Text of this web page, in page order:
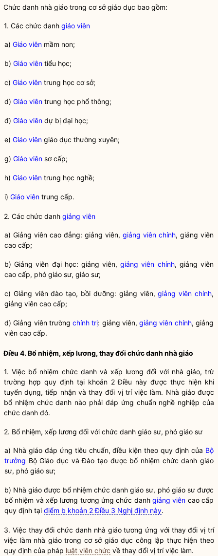
Chức danh nhà giáo trong cơ sở giáo dục bao gồm:
1. Các chức danh giáo viên
a) Giáo viên mầm non;
b) Giáo viên tiểu học;
c) Giáo viên trung học cơ sở;
d) Giáo viên trung học phổ thông;
đ) Giáo viên dự bị đại học;
e) Giáo viên giáo dục thường xuyên;
g) Giáo viên sơ cấp;
h) Giáo viên trung học nghề;
i) Giáo viên trung cấp.
2. Các chức danh giảng viên
a) Giảng viên cao đẳng: giảng viên, giảng viên chính, giảng viên
cao cấp;
b) Giảng viên đại học: giảng viên,giảng viên chính, giảng viên
cao cấp, phó giáo sư, giáo sư;
c) Giảng viên đào tạo, bồi dưỡng: giảng viên,giảng viên chính,
giảng viên cao cấp;
d) Giảng viên trườngchính trị: giảng viên,giảng viên chính, giảng
viên cao cấp.
Điều 4. Bổ nhiệm, xếp lương, thay đổi chức danh nhà giáo
1. Việc bổ nhiệm chức danh và xếp lương đối với nhà giáo, trừ
trường hợp quy định tại khoản 2 Điều này được thực hiện khi
tuyển dụng, tiếp nhận và thay đổi vị trí việc làm. Nhà giáo được
bổ nhiệm chức danh nào phải đáp ứng chuẩn nghề nghiệp của
chức danh đó.
2. Bổ nhiệm, xếp lương đối với chức danh giáo sư, phó giáo sư
a) Nhà giáo đáp ứng tiêu chuẩn, điều kiện theo quy định của Bộ
trưởng Bộ Giáo dục và Đào tạo được bổ nhiệm chức danh giáo
sư, phó giáo sư;
b) Nhà giáo được bổ nhiệm chức danh giáo sư, phó giáo sư được
bổ nhiệm và xếp lương tương ứng chức danh giảng viên cao cấp
quy định tại điểm b khoản 2 Điều 3 Nghị định này.
3. Việc thay đổi chức danh nhà giáo tương ứng với thay đổi vị trí
việc làm nhà giáo trong cơ sở giáo dục công lập thực hiện theo
quy định của pháp luật viên chức về thay đổi vị trí việc làm.